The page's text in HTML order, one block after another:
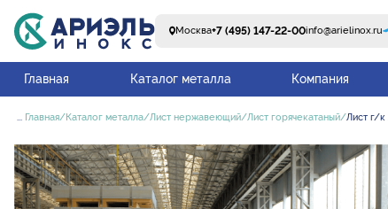
Москва+7 (495) 147-22-00info@arielinox.ru
Главная Каталог металла Компания
... Главная Каталог металла Лист нержавеющий Лист горячекатаный Лист г/